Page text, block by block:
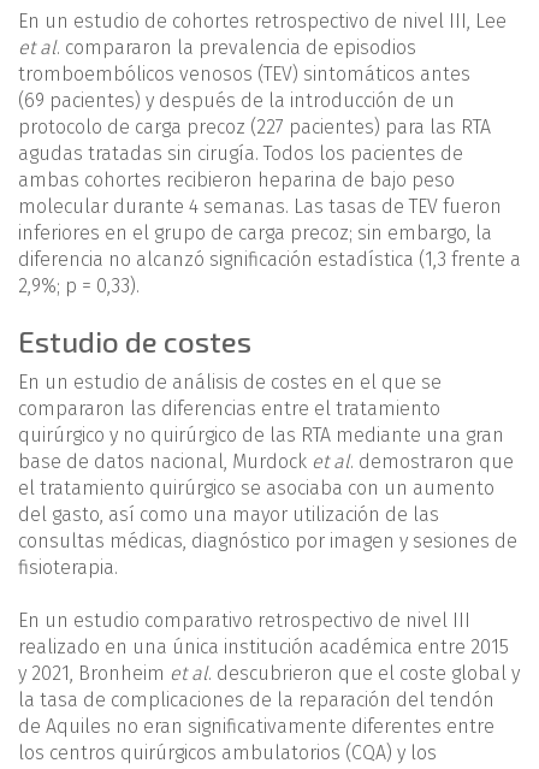
En un estudio de cohortes retrospectivo de nivel III, Lee
et al. compararon la prevalencia de episodios
tromboembólicos venosos (TEV) sintomáticos antes
(69 pacientes) y después de la introducción de un
protocolo de carga precoz (227 pacientes) para las RTA
agudas tratadas sin cirugía. Todos los pacientes de
ambas cohortes recibieron heparina de bajo peso
molecular durante 4 semanas. Las tasas de TEV fueron
inferiores en el grupo de carga precoz; sin embargo, la
diferencia no alcanzó significación estadística (1,3 frente a
2,9%; p = 0,33).
Estudio de costes
En un estudio de análisis de costes en el que se
compararon las diferencias entre el tratamiento
quirúrgico y no quirúrgico de las RTA mediante una gran
base de datos nacional, Murdock et al. demostraron que
el tratamiento quirúrgico se asociaba con un aumento
del gasto, así como una mayor utilización de las
consultas médicas, diagnóstico por imagen y sesiones de
fisioterapia.
En un estudio comparativo retrospectivo de nivel III
realizado en una única institución académica entre 2015
y 2021, Bronheim et al. descubrieron que el coste global y
la tasa de complicaciones de la reparación del tendón
de Aquiles no eran significativamente diferentes entre
los centros quirúrgicos ambulatorios (CQA) y los